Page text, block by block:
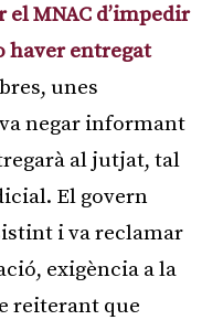
el MNAC d’impedir
haver entregat
unes
negar informant
al jutjat, tal
El govern
i va reclamar
exigència a la
reiterant que